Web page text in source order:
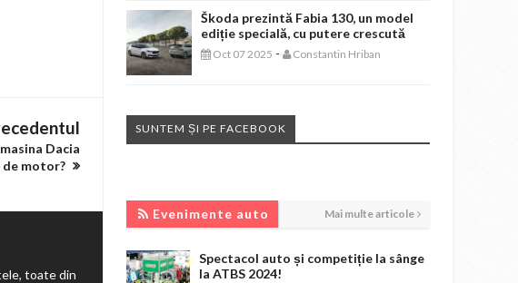
Dacia
de motor?
toate din
Škoda prezintă Fabia 130, un model
ediție specială, cu putere crescută
Oct 07 2025 - Constantin Hriban
SUNTEM ȘI PE FACEBOOK
Evenimente auto Mai multe articole
Spectacol auto și competiție la sânge
la ATBS 2024!